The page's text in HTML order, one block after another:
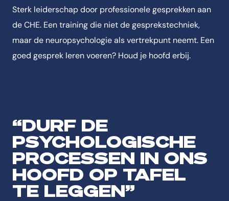
Sterk leiderschap door professionele gesprekken aan
de CHE. Een training die niet de gesprekstechniek,
maar de neuropsychologie als vertrekpunt neemt. Een
goed gesprek leren voeren? Houd je hoofd erbij.
“DURF DE
PSYCHOLOGISCHE
PROCESSEN IN ONS
HOOFD OP TAFEL
TE LEGGEN”